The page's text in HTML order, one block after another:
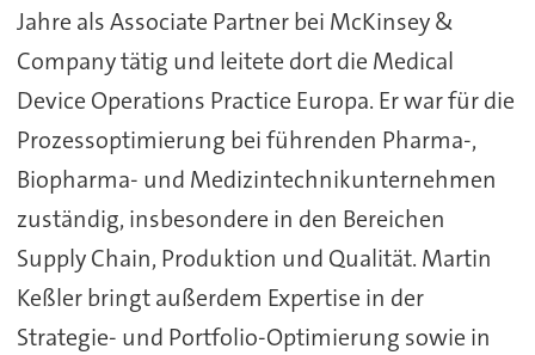
Jahre als Associate Partner bei McKinsey &
Company tätig und leitete dort die Medical
Device Operations Practice Europa. Er war für die
Prozessoptimierung bei führenden Pharma-,
Biopharma- und Medizintechnikunternehmen
zuständig, insbesondere in den Bereichen
Supply Chain, Produktion und Qualität. Martin
Keßler bringt außerdem Expertise in der
Strategie- und Portfolio-Optimierung sowie in